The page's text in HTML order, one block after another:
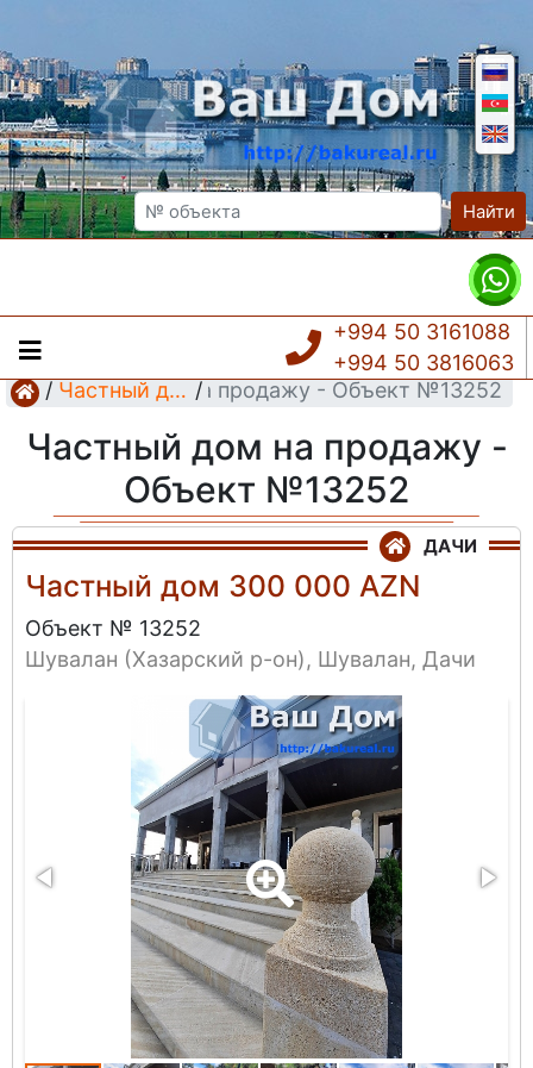
Найти
+994 50 3161088
+994 50 3816063
/
Частный дом /
Частный дом на продажу - Объект №13252
Частный дом на продажу -
Объект №13252
ДАЧИ
Частный дом 300 000 AZN
Объект № 13252
Шувалан (Хазарский р-он), Шувалан, Дачи